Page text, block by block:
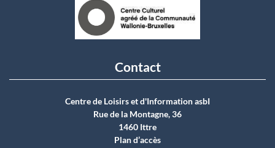
Contact
Centre de Loisirs et d'Information asbI
Rue de la Montagne, 36
1460 Ittre
Plan d’accès